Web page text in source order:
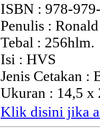
ISBN : 978-
Penulis :
Tebal : 256hlm.
Isi : HVS
Jenis Cetakan :
Ukuran : 14,5 x
Klik disini jika